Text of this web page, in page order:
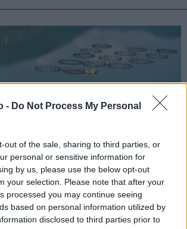
- Do Not Process My Personal
out of the sale, sharing to third parties, or
personal or sensitive information for
by us, please use the below opt-out
your selection. Please note that after your
processed you may continue seeing
based on personal information utilized by
disclosed to third parties prior to
η ρύπανση από
ιχθυοκαλλιέργειες – Στη